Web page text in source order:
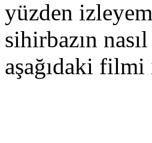
yüzden
sihirbazın
aşağıdaki